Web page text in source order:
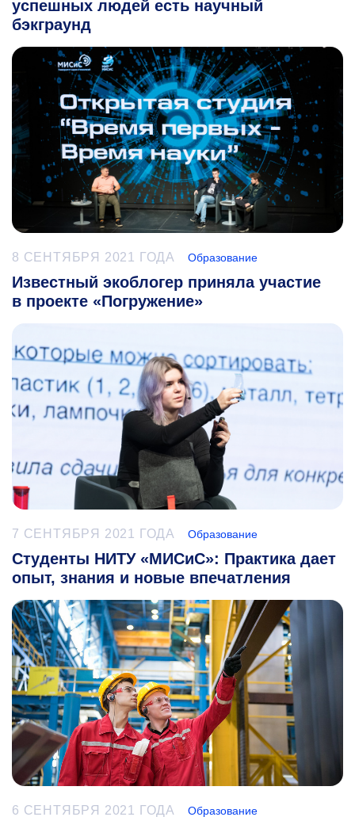
успешных людей есть научный
бэкграунд
8 СЕНТЯБРЯ 2021 ГОДА Образование
Известный экоблогер приняла участие
в проекте «Погружение»
7 СЕНТЯБРЯ 2021 ГОДА Образование
Студенты НИТУ «МИСиС»: Практика дает
опыт, знания и новые впечатления
6 СЕНТЯБРЯ 2021 ГОДА Образование